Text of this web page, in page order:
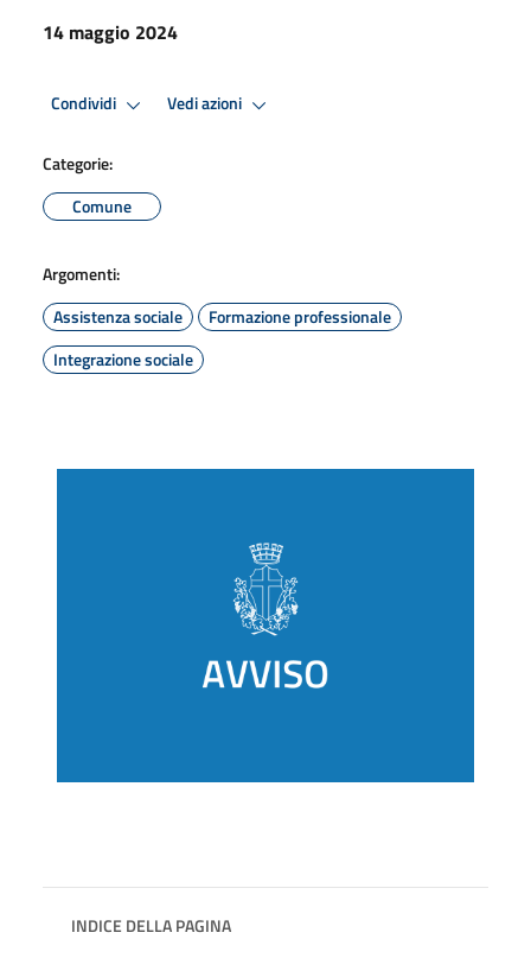
14 maggio 2024
Condividi Vedi azioni
Categorie:
Comune
Argomenti:
Assistenza sociale
Formazione professionale
Integrazione sociale
INDICE DELLA PAGINA